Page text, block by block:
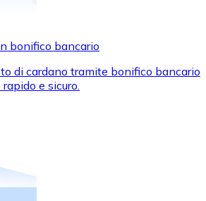
e Mastercard per acquistare
dei tuoi marchi preferiti con
bonifico bancario
di cardano tramite bonifico bancario
e sicuro.